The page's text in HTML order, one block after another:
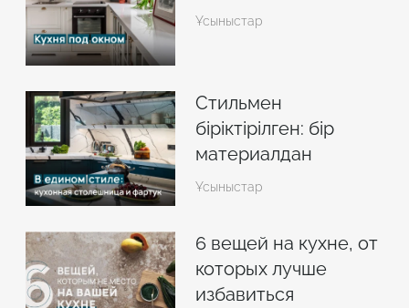
Ұсыныстар
Стильмен
біріктірілген: бір
материалдан
жасалған үстелше
Ұсыныстар
6 вещей на кухне, от
которых лучше
избавиться